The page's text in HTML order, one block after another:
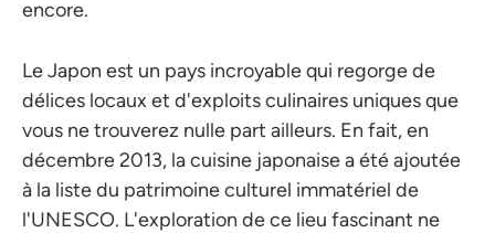
encore.
Le Japon est un pays incroyable qui regorge de
délices locaux et d'exploits culinaires uniques que
vous ne trouverez nulle part ailleurs. En fait, en
décembre 2013, la cuisine japonaise a été ajoutée
à la liste du patrimoine culturel immatériel de
l'UNESCO. L'exploration de ce lieu fascinant ne